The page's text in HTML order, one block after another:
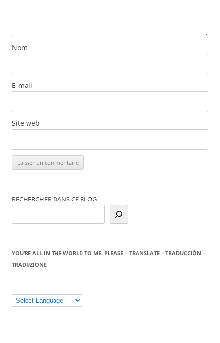
Nom
E-mail
Site web
RECHERCHER DANS CE BLOG
YOU’RE ALL IN THE WORLD TO ME. PLEASE – TRANSLATE – TRADUCCIÓN –
TRADUZIONE